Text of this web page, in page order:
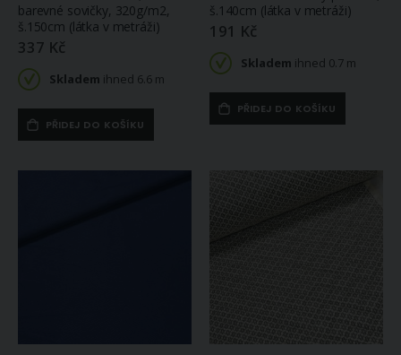
barevné sovičky, 320g/m2,
š.150cm (látka v metráži)
337 Kč
Skladem ihned 6.6 m
PŘIDEJ DO KOŠÍKU
š.140cm (látka v metráži)
191 Kč
Skladem ihned 0.7 m
PŘIDEJ DO KOŠÍKU